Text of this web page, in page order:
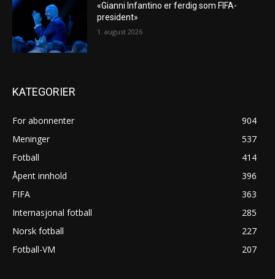
«Gianni Infantino er ferdig som FIFA-
president»
1. august 2026
KATEGORIER
For abonnenter
904
Meninger
537
Fotball
414
Åpent innhold
396
FIFA
363
Internasjonal fotball
285
Norsk fotball
227
Fotball-VM
207